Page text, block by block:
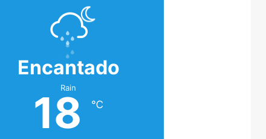
Encantado
Rain
18 ℃